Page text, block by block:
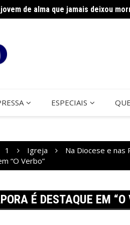
de alma que jamais deixou
ESPECIAIS
1 Igreja Na Diocese e nas
“O Verbo”
É DESTAQUE EM “O